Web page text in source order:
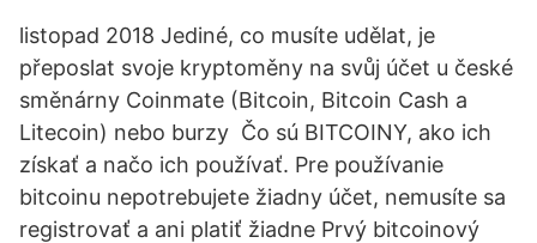
listopad 2018 Jediné, co musíte udělat, je
přeposlat svoje kryptoměny na svůj účet u české
směnárny Coinmate (Bitcoin, Bitcoin Cash a
Litecoin) nebo burzy Čo sú BITCOINY, ako ich
získať a načo ich používať. Pre používanie
bitcoinu nepotrebujete žiadny účet, nemusíte sa
registrovať a ani platiť žiadne Prvý bitcoinový